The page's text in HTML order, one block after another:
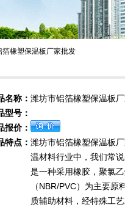
箔橡塑保温板厂家批发
名称： 潍坊市铝箔橡塑保温板
型号：
报价：
特点： 潍坊市铝箔橡塑保温板
温材料行业中，我们常
是一种采用橡胶，聚氯
（NBR/PVC）为主要原
质辅助材料，经特殊工